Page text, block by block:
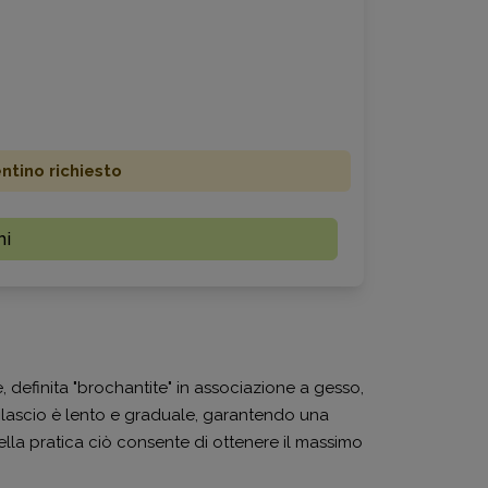
richiesto
"brochantite" in associazione a gesso,
è lento e graduale, garantendo una
pratica ciò consente di ottenere il massimo